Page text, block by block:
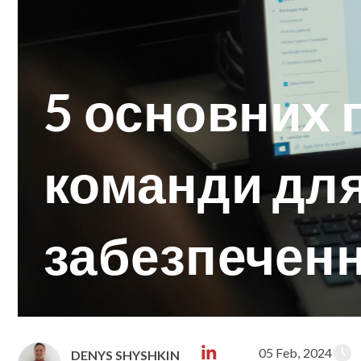
5 основних
команди
DENYS SHYSHKIN 05 Feb, 2024